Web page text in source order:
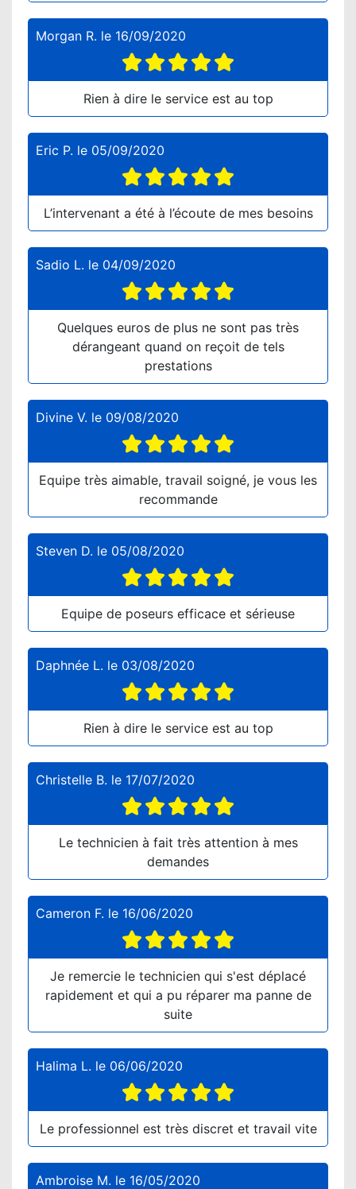
Morgan R. le 16/09/2020
Rien à dire le service est au top
Eric P. le 05/09/2020
L’intervenant a été à l’écoute de mes besoins
Sadio L. le 04/09/2020
Quelques euros de plus ne sont pas très
dérangeant quand on reçoit de tels
prestations
Divine V. le 09/08/2020
Equipe très aimable, travail soigné, je vous les
recommande
Steven D. le 05/08/2020
Equipe de poseurs efficace et sérieuse
Daphnée L. le 03/08/2020
Rien à dire le service est au top
Christelle B. le 17/07/2020
Le technicien à fait très attention à mes
demandes
Cameron F. le 16/06/2020
Je remercie le technicien qui s'est déplacé
rapidement et qui a pu réparer ma panne de
suite
Halima L. le 06/06/2020
Le professionnel est très discret et travail vite
Ambroise M. le 16/05/2020